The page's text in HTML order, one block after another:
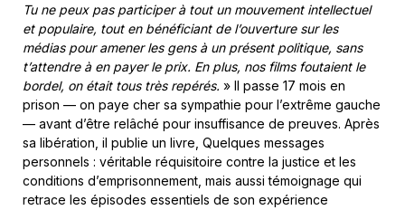
Tu ne peux pas participer à tout un mouvement intellectuel
et populaire, tout en bénéficiant de l’ouverture sur les
médias pour amener les gens à un présent politique, sans
t’attendre à en payer le prix. En plus, nos films foutaient le
bordel, on était tous très repérés. » Il passe 17 mois en
prison — on paye cher sa sympathie pour l’extrême gauche
— avant d’être relâché pour insuffisance de preuves. Après
sa libération, il publie un livre, Quelques messages
personnels : véritable réquisitoire contre la justice et les
conditions d’emprisonnement, mais aussi témoignage qui
retrace les épisodes essentiels de son expérience